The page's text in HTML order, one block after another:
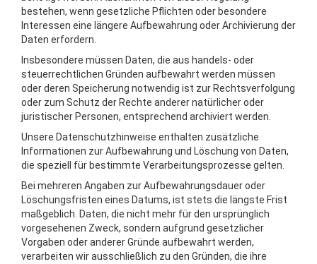
bestehen, wenn gesetzliche Pflichten oder besondere
Interessen eine längere Aufbewahrung oder Archivierung der
Daten erfordern.
Insbesondere müssen Daten, die aus handels- oder
steuerrechtlichen Gründen aufbewahrt werden müssen
oder deren Speicherung notwendig ist zur Rechtsverfolgung
oder zum Schutz der Rechte anderer natürlicher oder
juristischer Personen, entsprechend archiviert werden.
Unsere Datenschutzhinweise enthalten zusätzliche
Informationen zur Aufbewahrung und Löschung von Daten,
die speziell für bestimmte Verarbeitungsprozesse gelten.
Bei mehreren Angaben zur Aufbewahrungsdauer oder
Löschungsfristen eines Datums, ist stets die längste Frist
maßgeblich. Daten, die nicht mehr für den ursprünglich
vorgesehenen Zweck, sondern aufgrund gesetzlicher
Vorgaben oder anderer Gründe aufbewahrt werden,
verarbeiten wir ausschließlich zu den Gründen, die ihre